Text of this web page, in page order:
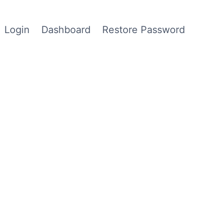
Login Dashboard Restore Password